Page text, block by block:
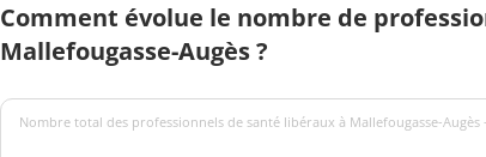
Comment évolue le nombre de
Mallefougasse-Augès ?
Nombre total des professionnels de santé libéraux à Mallefougasse-Augès